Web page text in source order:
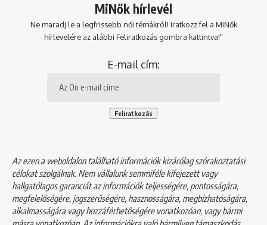
MiNők hírlevél
Ne maradj le a legfrissebb női témákról! Iratkozz fel a MiNők
hírlevelére az alábbi Feliratkozás gombra kattintva!"
E-mail cím:
Az ezen a weboldalon található információk kizárólag szórakoztatási
célokat szolgálnak. Nem vállalunk semmiféle kifejezett vagy
hallgatólagos garanciát az információk teljességére, pontosságára,
megfelelőségére, jogszerűségére, hasznosságára, megbízhatóságára,
alkalmasságára vagy hozzáférhetőségére vonatkozóan, vagy bármi